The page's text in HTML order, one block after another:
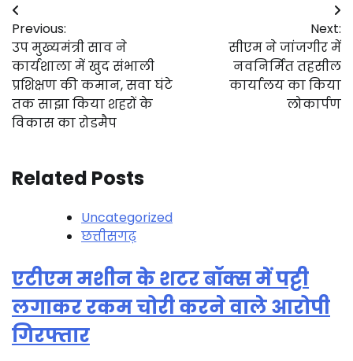
Post
navigation
Previous:
उप मुख्यमंत्री साव ने
कार्यशाला में खुद संभाली
प्रशिक्षण की कमान, सवा घंटे
तक साझा किया शहरों के
विकास का रोडमैप
Next:
सीएम ने जांजगीर में
नवनिर्मित तहसील
कार्यालय का किया
लोकार्पण
Related Posts
Uncategorized
छत्तीसगढ़
एटीएम मशीन के शटर बॉक्स में पट्टी
लगाकर रकम चोरी करने वाले आरोपी
गिरफ्तार